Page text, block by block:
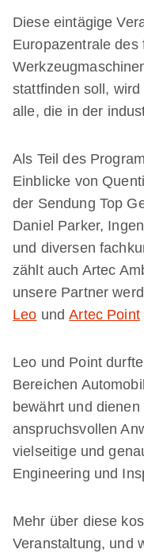
Diese eintägige
Europazentrale des
stattfinden soll,
alle, die in der
Als Teil des
Einblicke von
der Sendung Top
Daniel Parker,
und diversen
zählt auch Artec
unsere Partner
Leo undArtec Point
Leo und Point
Bereichen
bewährt und
anspruchsvollen
vielseitige und
Engineering und
Mehr über diese
Veranstaltung, und